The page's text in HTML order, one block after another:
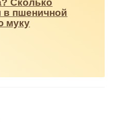
Сколько
в пшеничной
муку